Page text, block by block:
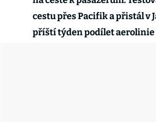
cestu přes Pacifik a přistál v
příští týden podílet aerolinie